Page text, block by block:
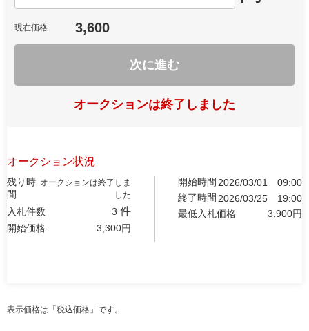
現在価格 3,600
次に進む
オークションは終了しました
オークション状況
残り時
間
オークションは終了しま
した
入札件数 3 件
開始価格 3,300円
開始時間 2026/03/01
09:00
終了時間 2026/03/25
19:00
最低入札価格
3,900円
表示価格は「税込価格」です。